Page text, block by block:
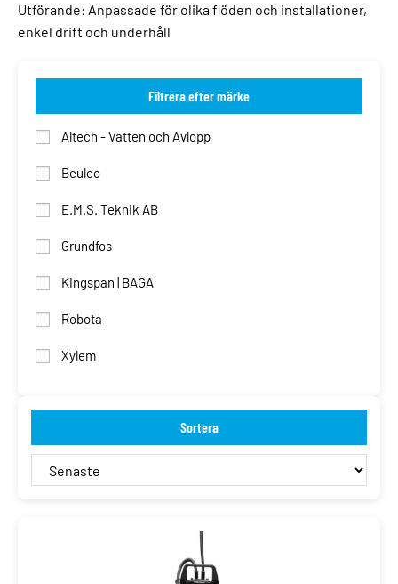
Utförande: Anpassade för olika flöden och installationer,
enkel drift och underhåll
Filtrera efter märke
Altech - Vatten och Avlopp
Beulco
E.M.S. Teknik AB
Grundfos
Kingspan | BAGA
Robota
Xylem
Sortera